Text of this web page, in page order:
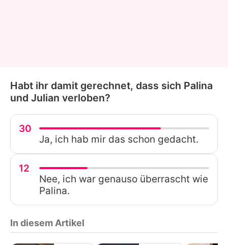
Habt ihr damit gerechnet, dass sich Palina
und Julian verloben?
30
Ja, ich hab mir das schon gedacht.
12
Nee, ich war genauso überrascht wie
Palina.
In diesem Artikel